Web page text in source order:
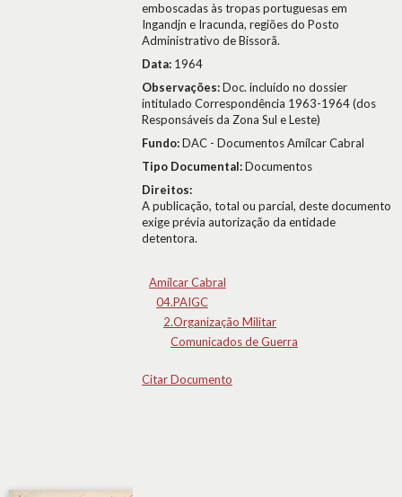
emboscadas às tropas portuguesas em
Ingandjn e Iracunda, regiões do Posto
Administrativo de Bissorã.
Data: 1964
Observações:Doc. incluído no dossier
intitulado Correspondência 1963-1964 (dos
Responsáveis da Zona Sul e Leste)
Fundo:DAC - Documentos Amílcar Cabral
Tipo Documental:Documentos
Direitos:
A publicação, total ou parcial, deste documento
exige prévia autorização da entidade
detentora.
Amílcar Cabral
04.PAIGC
2.Organização Militar
Comunicados de Guerra
Citar Documento